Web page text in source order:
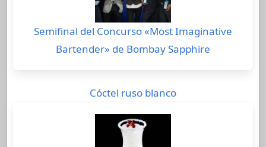
Semifinal del Concurso «Most Imaginative
Bartender» de Bombay Sapphire
Cóctel ruso blanco